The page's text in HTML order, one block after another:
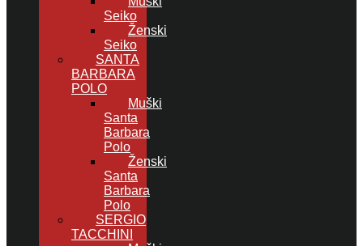
Seiko
Ženski
Seiko
SANTA
BARBARA
POLO
Muški
Santa
Barbara
Polo
Ženski
Santa
Barbara
Polo
SERGIO
TACCHINI